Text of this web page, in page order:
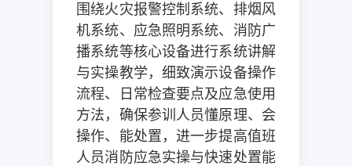
围绕火灾报警控制系统、排烟风
机系统、应急照明系统、消防广
播系统等核心设备进行系统讲解
与实操教学，细致演示设备操作
流程、日常检查要点及应急使用
方法，确保参训人员懂原理、会
操作、能处置，进一步提高值班
人员消防应急实操与快速处置能